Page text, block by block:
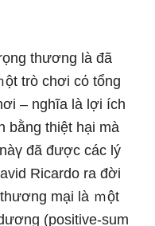
thương là đã
trò chơi cό tổng
– nghĩa là lợi ích
bằng thiệt hại mà
đã được các lý
Ricardo ra đời
mại là ｍột
(positive-sum